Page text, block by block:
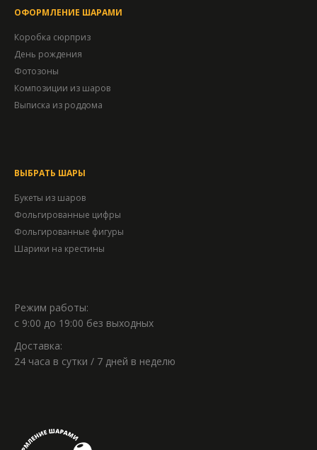
ОФОРМЛЕНИЕ ШАРАМИ
Коробка сюрприз
День рождения
Фотозоны
Композиции из шаров
Выписка из роддома
ВЫБРАТЬ ШАРЫ
Букеты из шаров
Фольгированные цифры
Фольгированные фигуры
Шарики на крестины
Режим работы:
с 9:00 до 19:00 без выходных
Доставка:
24 часа в сутки / 7 дней в неделю